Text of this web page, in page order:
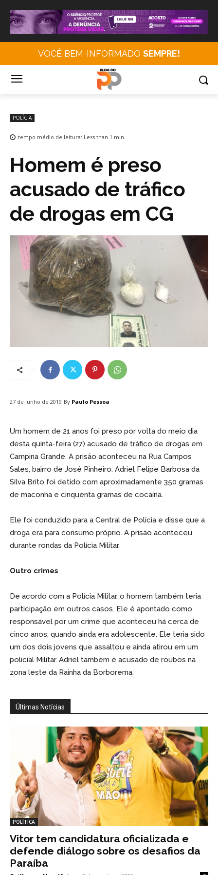
VOCÊ BEM-INFORMADO SEMPRE!
POLÍCIA
tempo médio de leitura: Less than 1 min.
Homem é preso
acusado de tráfico
de drogas em CG
27 de junho de 2019 By Paulo Pessoa
Um homem de 21 anos foi preso por volta do meio dia
desta quinta-feira (27) acusado de tráfico de drogas em
Campina Grande. A prisão aconteceu na Rua Campos
Sales, bairro de José Pinheiro. Adriel Felipe Barbosa da
Silva Brito foi detido com aproximadamente 350 gramas
de maconha e cinquenta gramas de cocaína.
Ele foi conduzido para a Central de Polícia e disse que a
droga era para consumo próprio. A prisão aconteceu
durante rondas da Polícia Militar.
Outro crimes
De acordo com a Polícia Militar, o homem também teria
participação em outros casos. Ele é apontado como
responsável por um crime que aconteceu há cerca de
cinco anos, quando ainda era adolescente. Ele teria sido
um dos dois jovens que assaltou e ainda atirou em um
policial Militar. Adriel também é acusado de roubos na
zona leste da Rainha da Borborema.
Últimas Notícias
POLÍTICA
Vitor tem candidatura oficializada e
defende diálogo sobre os desafios da
Paraíba